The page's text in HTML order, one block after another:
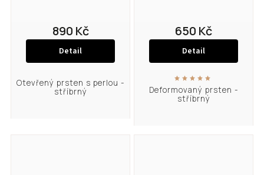
Otevřený prsten s perlou -
stříbrný
890 Kč
Detail
Deformovaný prsten -
stříbrný
650 Kč
Detail